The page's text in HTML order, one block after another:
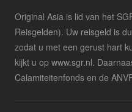
Original Asia is lid van het
Reisgelden). Uw reisgeld is
zodat u met een gerust hart
kijkt u op www.sgr.nl.
Calamiteitenfonds en de